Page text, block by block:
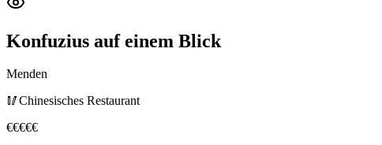
Konfuzius auf einem Blick
Menden
🥢Chinesisches Restaurant
€€€€€